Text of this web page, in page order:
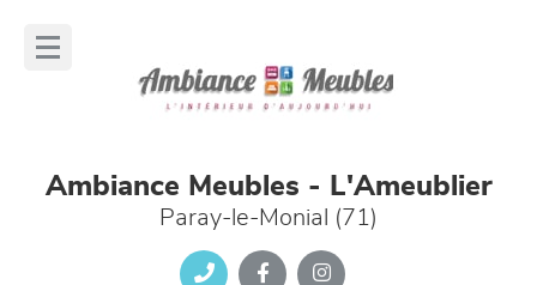
Ambiance Meubles - L'Ameublier
Paray-le-Monial (71)